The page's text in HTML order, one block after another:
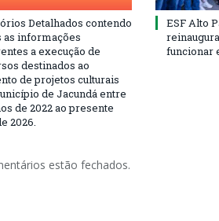
Detalhados contendo
as informações
a execução de
destinados ao
de projetos culturais
de Jacundá entre
de 2022 ao presente
2026.
ESF Alto
funcionar
estão fechados.